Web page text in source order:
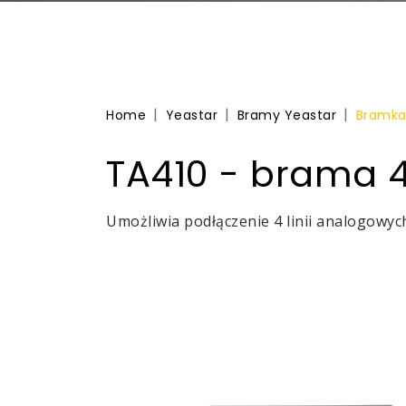
Home Yeastar Bramy Yeastar
TA410 - brama
Umożliwia podłączenie 4 linii